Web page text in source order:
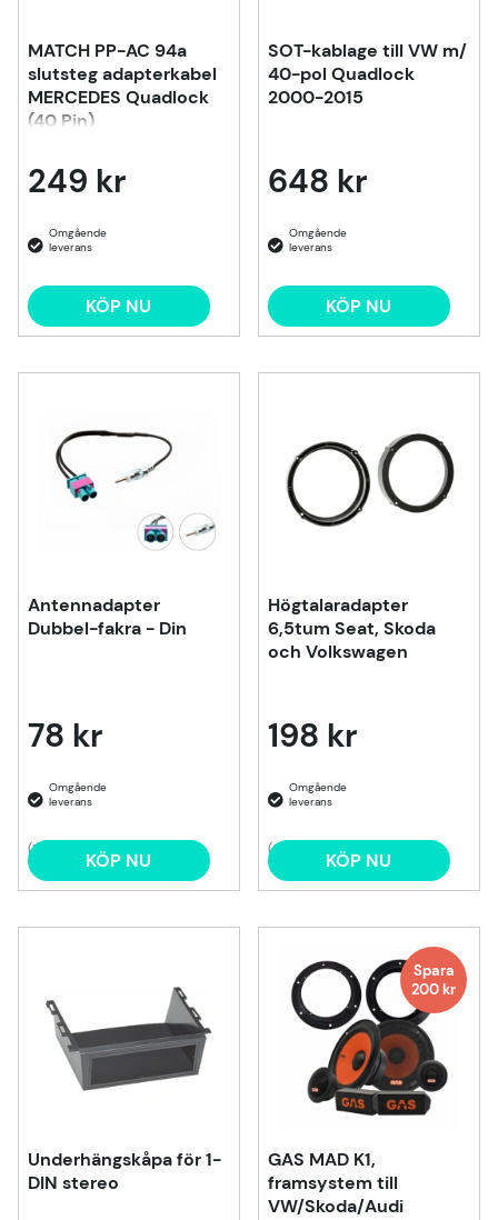
MATCH PP-AC 94a
slutsteg adapterkabel
MERCEDES Quadlock
(40 Pin)
249 kr
KÖP NU
SOT-kablage till VW m/
40-pol Quadlock
2000-2015
648 kr
KÖP NU
Antennadapter
Dubbel-fakra - Din
78 kr
(1) KÖP NU
Högtalaradapter
6,5tum Seat, Skoda
och Volkswagen
198 kr
(2) KÖP NU
Underhängskåpa för 1-
DIN stereo
Spara
200kr
GAS MAD K1,
framsystem till
VW/Skoda/Audi